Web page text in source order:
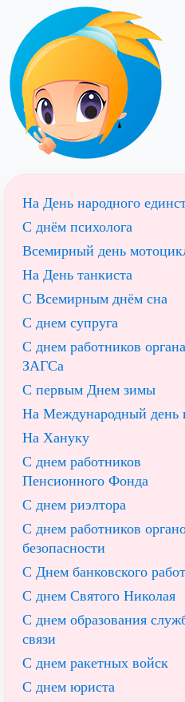
На День народного
С днём психолога
Всемирный день
На День танкиста
С Всемирным днём сна
С днем супруга
С днем работников органа
ЗАГСа
С первым Днем зимы
На Международный день
На Хануку
С днем работников
Пенсионного Фонда
С днем риэлтора
С днем работников
безопасности
С Днем банковского
С днем Святого Николая
С днем образования
связи
С днем ракетных войск
С днем юриста